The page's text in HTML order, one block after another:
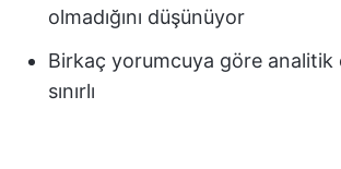
olmadığını düşünüyor
Birkaç yorumcuya göre analitik
sınırlı